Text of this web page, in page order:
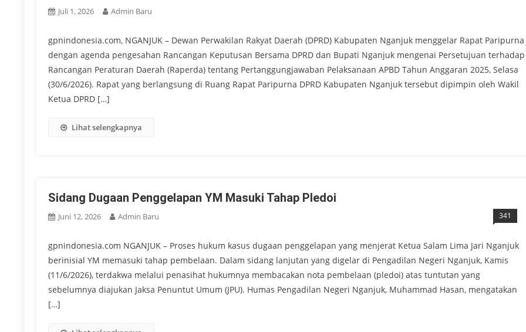
Juli 1, 2026 Admin Baru
gpnindonesia.com, NGANJUK – Dewan Perwakilan Rakyat Daerah (DPRD) Kabupaten Nganjuk menggelar Rapat Paripurna
dengan agenda pengesahan Rancangan Keputusan Bersama DPRD dan Bupati Nganjuk mengenai Persetujuan terhadap
Rancangan Peraturan Daerah (Raperda) tentang Pertanggungjawaban Pelaksanaan APBD Tahun Anggaran 2025, Selasa
(30/6/2026). Rapat yang berlangsung di Ruang Rapat Paripurna DPRD Kabupaten Nganjuk tersebut dipimpin oleh Wakil
Ketua DPRD […]
Lihat selengkapnya
Sidang Dugaan Penggelapan YM Masuki Tahap Pledoi
Juni 12, 2026 Admin Baru 341
gpnindonesia.com NGANJUK – Proses hukum kasus dugaan penggelapan yang menjerat Ketua Salam Lima Jari Nganjuk
berinisial YM memasuki tahap pembelaan. Dalam sidang lanjutan yang digelar di Pengadilan Negeri Nganjuk, Kamis
(11/6/2026), terdakwa melalui penasihat hukumnya membacakan nota pembelaan (pledoi) atas tuntutan yang
sebelumnya diajukan Jaksa Penuntut Umum (JPU). Humas Pengadilan Negeri Nganjuk, Muhammad Hasan, mengatakan
[…]